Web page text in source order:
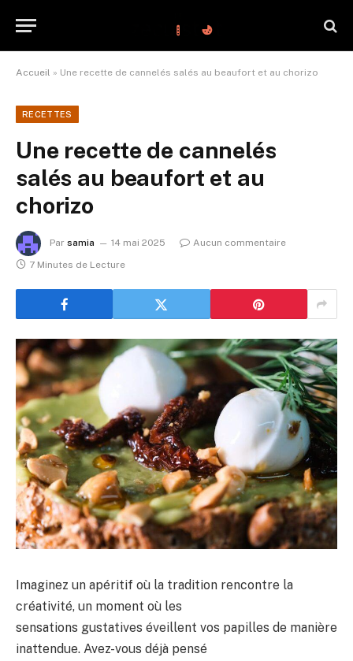
Accueil » Une recette de cannelés salés au beaufort et au chorizo
RECETTES
Une recette de cannelés
salés au beaufort et au
chorizo
Par samia 14 mai 2025
Aucun commentaire
7 Minutes de Lecture
Imaginez un apéritif où la tradition rencontre la
créativité, un moment où les
sensations gustatives éveillent vos papilles de manière
inattendue. Avez-vous déjà pensé